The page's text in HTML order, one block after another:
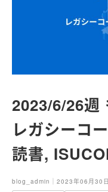
2023/6/26
レガシーコ
読書,
blog_admin｜2023年06月30日